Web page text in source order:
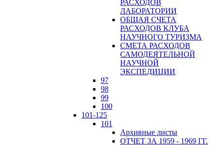
РАСХОДОВ
ЛАБОРАТОРИИ
ОБЩАЯ СЧЕТА
РАСХОДОВ КЛУБА
НАУЧНОГО ТУРИЗМА
СМЕТА РАСХОДОВ
САМОДЕЯТЕЛЬНОЙ
НАУЧНОЙ
ЭКСПЕДИЦИИ
97
98
99
100
101-125
101
Архивные листы
ОТЧЕТ ЗА 1959 - 1969 ГГ.